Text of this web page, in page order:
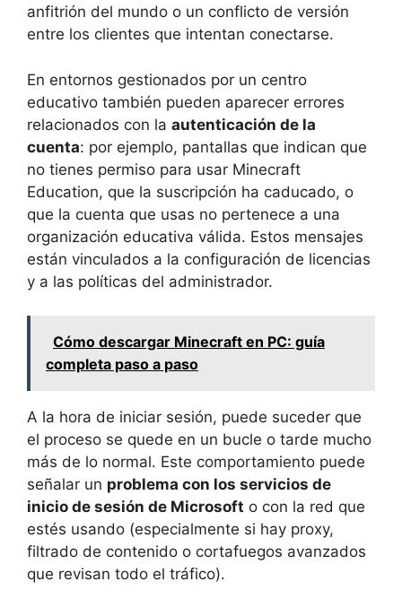
anfitrión del mundo o un conflicto de versión
entre los clientes que intentan conectarse.
En entornos gestionados por un centro
educativo también pueden aparecer errores
relacionados con la autenticación de la
cuenta: por ejemplo, pantallas que indican que
no tienes permiso para usar Minecraft
Education, que la suscripción ha caducado, o
que la cuenta que usas no pertenece a una
organización educativa válida. Estos mensajes
están vinculados a la configuración de licencias
y a las políticas del administrador.
Cómo descargar Minecraft en PC: guía
completa paso a paso
A la hora de iniciar sesión, puede suceder que
el proceso se quede en un bucle o tarde mucho
más de lo normal. Este comportamiento puede
señalar un problema con los servicios de
inicio de sesión de Microsoft o con la red que
estés usando (especialmente si hay proxy,
filtrado de contenido o cortafuegos avanzados
que revisan todo el tráfico).